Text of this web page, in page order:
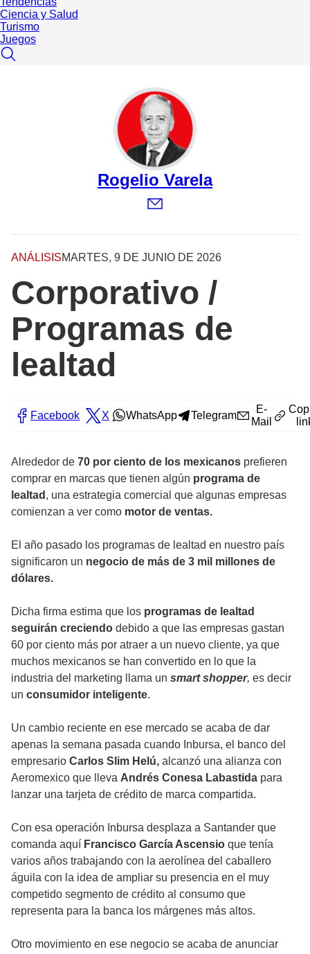
Ciencia y Salud
Turismo
Juegos
Rogelio Varela
ANÁLISISMARTES, 9 DE JUNIO DE 2026
Corporativo /
Programas de
lealtad
Facebook X WhatsApp Telegram
E-
Mail
Alrededor de 70 por ciento de los mexicanos prefieren
comprar en marcas que tienen algún programa de
lealtad , una estrategia comercial que algunas empresas
comienzan a ver como motor de ventas.
El año pasado los programas de lealtad en nuestro país
significaron un negocio de más de 3 mil millones de
dólares.
Dicha firma estima que los programas de lealtad
seguirán creciendo debido a que las empresas gastan
60 por ciento más por atraer a un nuevo cliente, ya que
muchos mexicanos se han convertido en lo que la
industria del marketing llama un smart shopper, es decir
un consumidor inteligente.
Un cambio reciente en ese mercado se acaba de dar
apenas la semana pasada cuando Inbursa, el banco del
empresario Carlos Slim Helú, alcanzó una alianza con
Aeromexico que lleva Andrés Conesa Labastida para
lanzar una tarjeta de crédito de marca compartida.
Con esa operación Inbursa desplaza a Santander que
comanda aquí Francisco García Ascensio que tenía
varios años trabajando con la aerolínea del caballero
águila con la idea de ampliar su presencia en el muy
competido segmento de crédito al consumo que
representa para la banca los márgenes más altos.
Otro movimiento en ese negocio se acaba de anunciar